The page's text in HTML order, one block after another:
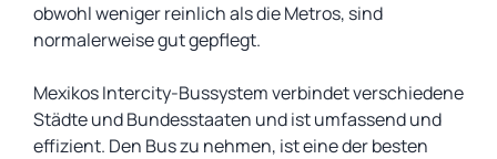
obwohl weniger reinlich als die Metros, sind
normalerweise gut gepflegt.
Mexikos Intercity-Bussystem verbindet verschiedene
Städte und Bundesstaaten und ist umfassend und
effizient. Den Bus zu nehmen, ist eine der besten